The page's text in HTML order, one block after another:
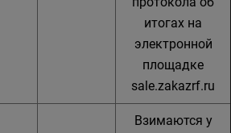
итогах на
электронной
площадке
sale.zakazrf.ru
Взимаются у